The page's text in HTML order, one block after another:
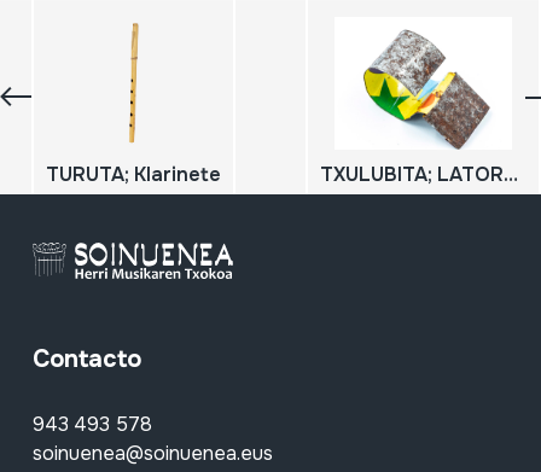
TURUTA; Klarinete TXULUBITA; LATORRIZKO TXULUBITA; TXIFLOA
Contacto
943 493 578
soinuenea@soinuenea.eus